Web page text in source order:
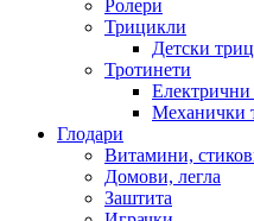
Ролери
Трицикли
Детски
Тротинети
Електрични
Механички
Глодари
Витамини,
Домови, легла
Заштита